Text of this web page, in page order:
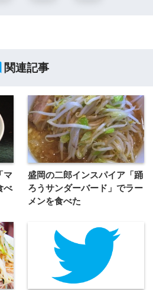
関連記事
マ
べ
盛岡の二郎インスパイア「踊
ろうサンダーバード」でラー
メンを食べた